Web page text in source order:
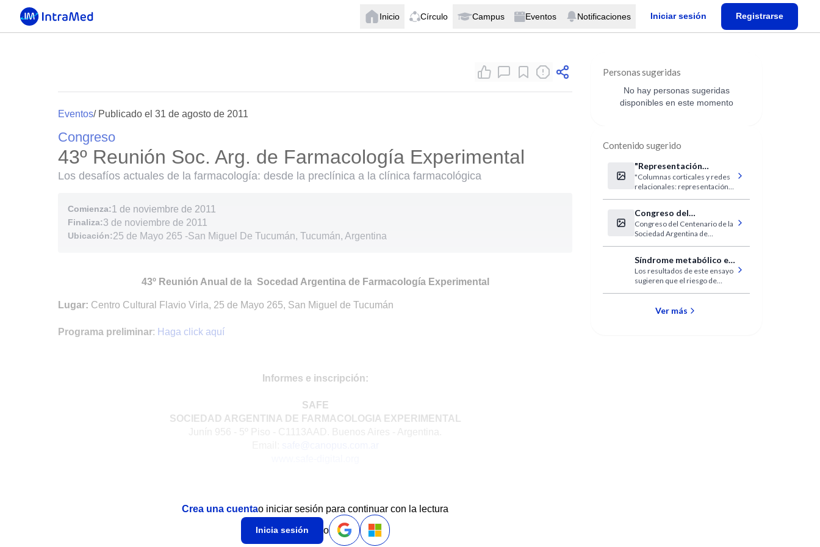
Inicio Círculo Campus Eventos Notificaciones Iniciar sesión Registrarse
Eventos/ Publicado el 31 de agosto de 2011
Congreso
43º Reunión Soc. Arg. de Farmacología Experimental
Los desafíos actuales de la farmacología: desde la preclínica a la clínica farmacológica
Comienza:1 de noviembre de 2011
Finaliza:3 de noviembre de 2011
Ubicación:25 de Mayo 265 -San Miguel De Tucumán, Tucumán, Argentina
43º Reunión Anual de la Socedad Argentina de Farmacología Experimental
Lugar: Centro Cultural Flavio Virla, 25 de Mayo 265, San Miguel de Tucumán
Programa preliminar: Haga click aquí
Informes e inscripción:
SAFE
SOCIEDAD ARGENTINA DE FARMACOLOGIA EXPERIMENTAL
Junín 956 - 5º Piso - C1113AAD. Buenos Aires - Argentina.
Crea una cuentao iniciar sesión para continuar con la lectura
Inicia sesión o
Personas sugeridas
No hay personas sugeridas
disponibles en este momento
Contenido sugerido
"Representación
cortical de la
información lingüística”
"Columnas corticales y redes
relacionales: representación
Congreso del
Centenario de la SAP
Congreso del Centenario de la
Sociedad Argentina de
Síndrome metabólico e
infarto agudo de
miocardio
Los resultados de este ensayo
sugieren que el riesgo de
síndrome metabólico no es
Ver más